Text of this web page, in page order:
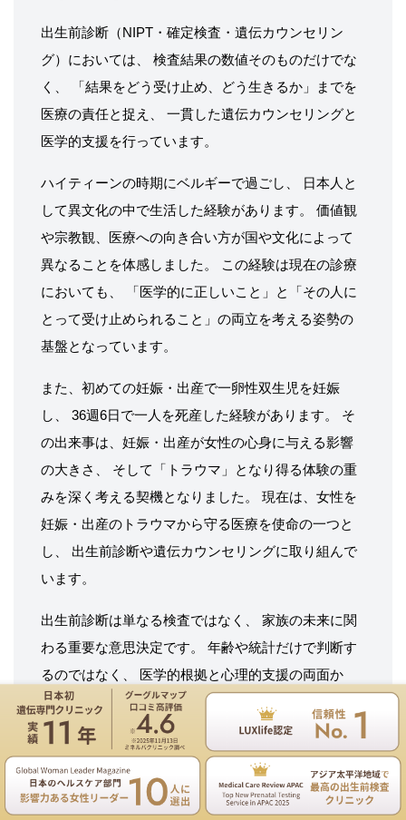
出生前診断（NIPT・確定検査・遺伝カウンセリン
グ）においては、 検査結果の数値そのものだけでな
く、 「結果をどう受け止め、どう生きるか」までを
医療の責任と捉え、 一貫した遺伝カウンセリングと
医学的支援を行っています。
ハイティーンの時期にベルギーで過ごし、 日本人と
して異文化の中で生活した経験があります。 価値観
や宗教観、医療への向き合い方が国や文化によって
異なることを体感しました。 この経験は現在の診療
においても、 「医学的に正しいこと」と「その人に
とって受け止められること」の両立を考える姿勢の
基盤となっています。
また、初めての妊娠・出産で一卵性双生児を妊娠
し、 36週6日で一人を死産した経験があります。 そ
の出来事は、妊娠・出産が女性の心身に与える影響
の大きさ、 そして「トラウマ」となり得る体験の重
みを深く考える契機となりました。 現在は、女性を
妊娠・出産のトラウマから守る医療を使命の一つと
し、 出生前診断や遺伝カウンセリングに取り組んで
います。
出生前診断は単なる検査ではなく、 家族の未来に関
わる重要な意思決定です。 年齢や統計だけで判断す
るのではなく、 医学的根拠と心理的支援の両面か
ら、 ご家族が後悔の少ない選択をできるよう伴走す
ることを大切にしています。
日本人類遺伝学会認定 臨床遺伝専門医／日本内科学
会認定 総合内科専門医／ 日本臨床腫瘍学会認定 がん
遺伝専門医のNIPT遺伝カウンセリングは無料
お電話 ご予約